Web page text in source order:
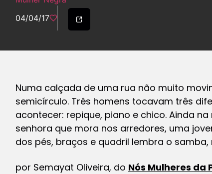
04/04/17
Numa calçada de uma rua não muito
semicírculo. Três homens tocavam três
acontecer: repique, piano e chico. Ainda
senhora que mora nos arredores, uma
dos pés, braços e quadril lembra o
por Semayat Oliveira, do Nós Mulheres da